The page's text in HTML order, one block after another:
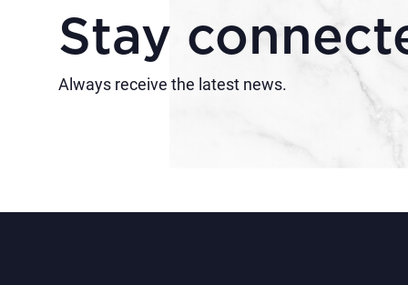
Stay
Always receive the latest news.